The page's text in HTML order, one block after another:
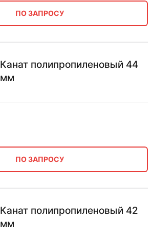
ПО ЗАПРОСУ
Канат полипропиленовый 44
мм
ПО ЗАПРОСУ
Канат полипропиленовый 42
мм